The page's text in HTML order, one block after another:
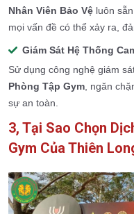
Nhân Viên Bảo Vệ luôn
mọi vấn đề có thể xảy ra,
Giám Sát Hệ Thống
Sử dụng công nghệ giám
Phòng Tập Gym, ngăn
sự an toàn.
3, Tại Sao Chọn
Gym Của Thiên